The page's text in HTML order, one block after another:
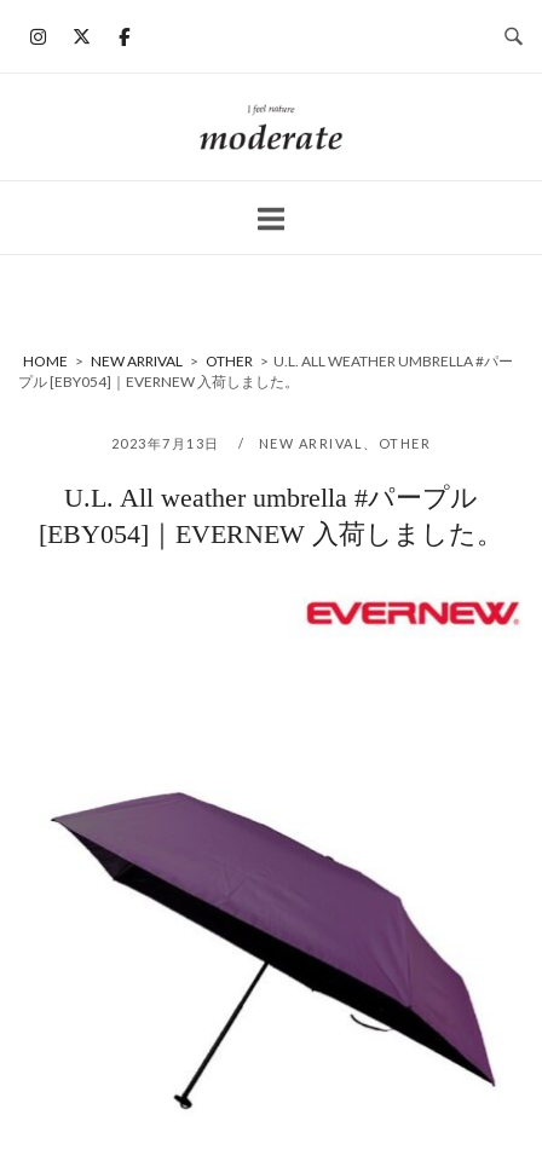
ホ
ー
HOME > NEW ARRIVAL > OTHER > U.L. ALL WEATHER UMBRELLA #パー
プル [EBY054]｜EVERNEW 入荷しました。
2023年7月13日 NEW ARRIVAL OTHER
U.L. All weather umbrella #パープル
[EBY054]｜EVERNEW 入荷しました。